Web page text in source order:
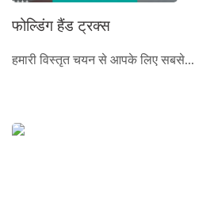
फोल्डिंग हैंड ट्रक्स
हमारी विस्तृत चयन से आपके लिए सबसे...